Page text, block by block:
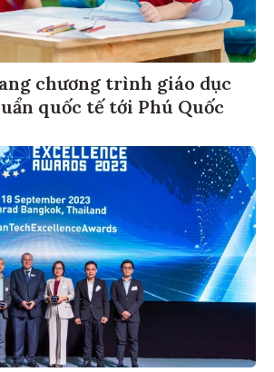
chương trình giáo dục
quốc tế tới Phú Quốc